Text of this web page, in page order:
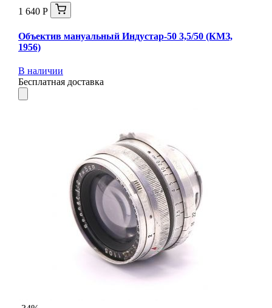
1 640 Р
Объектив мануальный Индустар-50 3,5/50 (КМЗ,
1956)
В наличии
Бесплатная доставка